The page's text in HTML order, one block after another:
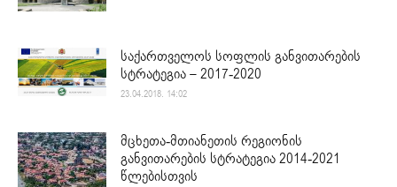
საქართველოს სოფლის განვითარების
სტრატეგია – 2017-2020
23.04.2018. 14:02
მცხეთა-მთიანეთის რეგიონის
განვითარების სტრატეგია 2014-2021
წლებისთვის